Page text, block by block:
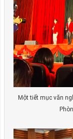
Một tiết mục văn